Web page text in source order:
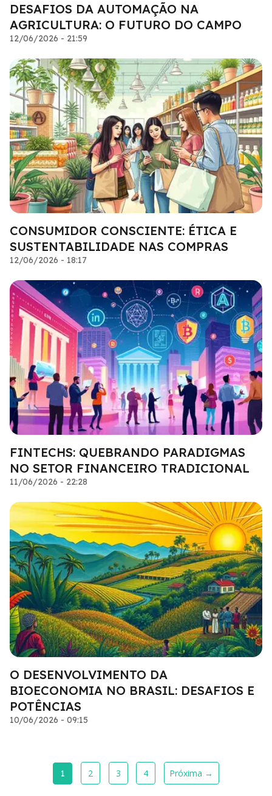
DESAFIOS DA AUTOMAÇÃO NA
AGRICULTURA: O FUTURO DO CAMPO
12/06/2026 - 21:59
CONSUMIDOR CONSCIENTE: ÉTICA E
SUSTENTABILIDADE NAS COMPRAS
12/06/2026 - 18:17
FINTECHS: QUEBRANDO PARADIGMAS
NO SETOR FINANCEIRO TRADICIONAL
11/06/2026 - 22:28
O DESENVOLVIMENTO DA
BIOECONOMIA NO BRASIL: DESAFIOS E
POTÊNCIAS
10/06/2026 - 09:15
1 2 3 4 Próxima →